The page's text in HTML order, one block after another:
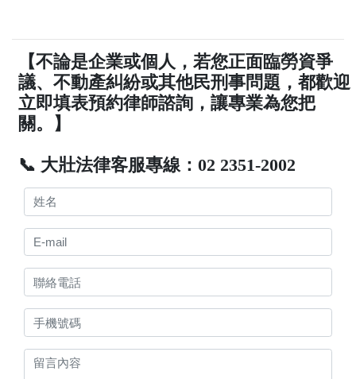
【不論是企業或個人，若您正面臨勞資爭
議、不動產糾紛或其他民刑事問題，都歡迎
立即填表預約律師諮詢，讓專業為您把
關。】
📞 大壯法律客服專線：02 2351-2002